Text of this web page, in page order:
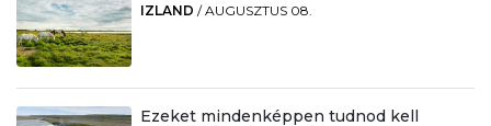
IZLAND /AUGUSZTUS 08.
Ezeket mindenképpen tudnod kell